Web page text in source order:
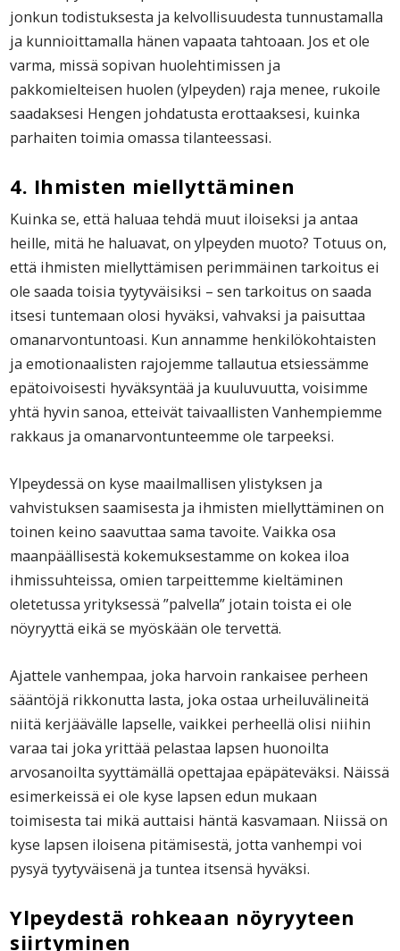
jonkun todistuksesta ja kelvollisuudesta tunnustamalla
ja kunnioittamalla hänen vapaata tahtoaan. Jos et ole
varma, missä sopivan huolehtimissen ja
pakkomielteisen huolen (ylpeyden) raja menee, rukoile
saadaksesi Hengen johdatusta erottaaksesi, kuinka
parhaiten toimia omassa tilanteessasi.
4. Ihmisten miellyttäminen
Kuinka se, että haluaa tehdä muut iloiseksi ja antaa
heille, mitä he haluavat, on ylpeyden muoto? Totuus on,
että ihmisten miellyttämisen perimmäinen tarkoitus ei
ole saada toisia tyytyväisiksi – sen tarkoitus on saada
itsesi tuntemaan olosi hyväksi, vahvaksi ja paisuttaa
omanarvontuntoasi. Kun annamme henkilökohtaisten
ja emotionaalisten rajojemme tallautua etsiessämme
epätoivoisesti hyväksyntää ja kuuluvuutta, voisimme
yhtä hyvin sanoa, etteivät taivaallisten Vanhempiemme
rakkaus ja omanarvontunteemme ole tarpeeksi.
Ylpeydessä on kyse maailmallisen ylistyksen ja
vahvistuksen saamisesta ja ihmisten miellyttäminen on
toinen keino saavuttaa sama tavoite. Vaikka osa
maanpäällisestä kokemuksestamme on kokea iloa
ihmissuhteissa, omien tarpeittemme kieltäminen
oletetussa yrityksessä ”palvella” jotain toista ei ole
nöyryyttä eikä se myöskään ole tervettä.
Ajattele vanhempaa, joka harvoin rankaisee perheen
sääntöjä rikkonutta lasta, joka ostaa urheiluvälineitä
niitä kerjäävälle lapselle, vaikkei perheellä olisi niihin
varaa tai joka yrittää pelastaa lapsen huonoilta
arvosanoilta syyttämällä opettajaa epäpäteväksi. Näissä
esimerkeissä ei ole kyse lapsen edun mukaan
toimisesta tai mikä auttaisi häntä kasvamaan. Niissä on
kyse lapsen iloisena pitämisestä, jotta vanhempi voi
pysyä tyytyväisenä ja tuntea itsensä hyväksi.
Ylpeydestä rohkeaan nöyryyteen
siirtyminen